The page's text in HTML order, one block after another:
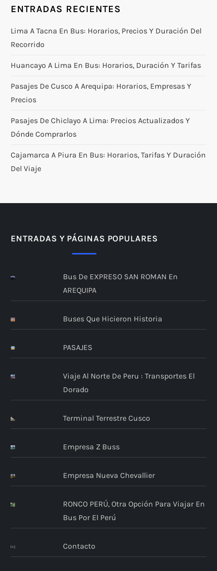
ENTRADAS RECIENTES
Lima A Tacna En Bus: Horarios, Precios Y Duración Del
Recorrido
Huancayo A Lima En Bus: Horarios, Duración Y Tarifas
Pasajes De Cusco A Arequipa: Horarios, Empresas Y
Precios
Pasajes De Chiclayo A Lima: Precios Actualizados Y
Dónde Comprarlos
Cajamarca A Piura En Bus: Horarios, Tarifas Y Duración
Del Viaje
ENTRADAS Y PÁGINAS POPULARES
Bus De EXPRESO SAN ROMAN En
AREQUIPA
Buses Que Hicieron Historia
PASAJES
Viaje Al Norte De Peru : Transportes El
Dorado
Terminal Terrestre Cusco
Empresa Z Buss
Empresa Nueva Chevallier
RONCO PERÚ, Otra Opción Para Viajar En
Bus Por El Perú
Contacto